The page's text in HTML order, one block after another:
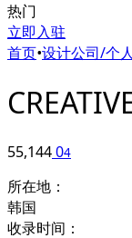
热门
立即入驻
首页•设计公司/个人
55,14404
所在地：
韩国
收录时间：